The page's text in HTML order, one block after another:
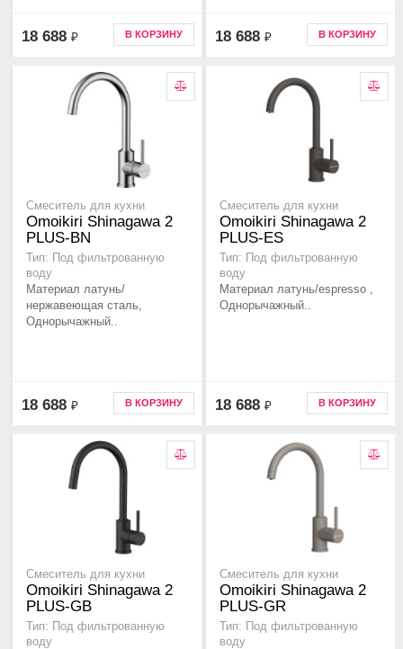
18 688 ₽ В КОРЗИНУ 18 688 ₽ В КОРЗИНУ
Смеситель для кухни
Omoikiri Shinagawa 2
PLUS-BN
Тип: Под фильтрованную
воду
Материал латунь/
нержавеющая сталь,
Однорычажный..
18 688 ₽ В КОРЗИНУ
Смеситель для кухни
Omoikiri Shinagawa 2
PLUS-ES
Тип: Под фильтрованную
воду
Материал латунь/espresso ,
Однорычажный..
18 688 ₽ В КОРЗИНУ
Смеситель для кухни
Omoikiri Shinagawa 2
PLUS-GB
Тип: Под фильтрованную
воду
Смеситель для кухни
Omoikiri Shinagawa 2
PLUS-GR
Тип: Под фильтрованную
воду